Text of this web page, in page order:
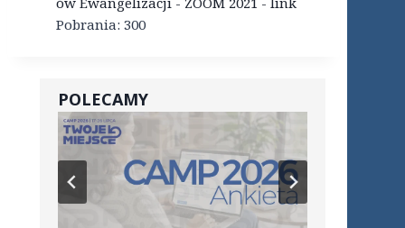
Pobrania: 300
POLECAMY